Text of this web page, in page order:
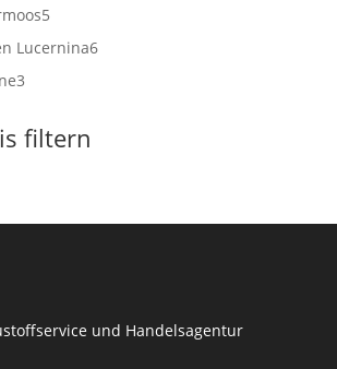
Produkte
55
Produkte
Lucernina66
33
filtern
und Handelsagentur